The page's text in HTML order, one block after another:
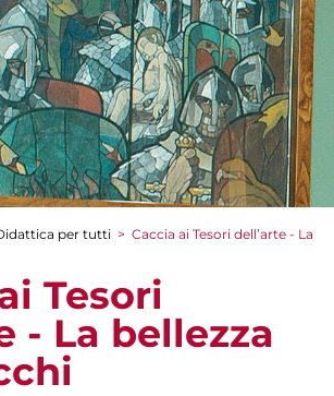
per tutti > Caccia ai Tesori dell’arte - La
Tesori
- La bellezza